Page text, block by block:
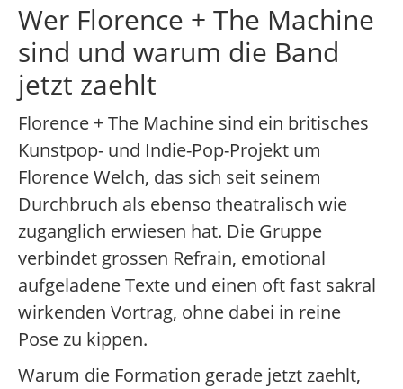
Wer Florence + The Machine
sind und warum die Band
jetzt zaehlt
Florence + The Machine sind ein britisches
Kunstpop- und Indie-Pop-Projekt um
Florence Welch, das sich seit seinem
Durchbruch als ebenso theatralisch wie
zuganglich erwiesen hat. Die Gruppe
verbindet grossen Refrain, emotional
aufgeladene Texte und einen oft fast sakral
wirkenden Vortrag, ohne dabei in reine
Pose zu kippen.
Warum die Formation gerade jetzt zaehlt,